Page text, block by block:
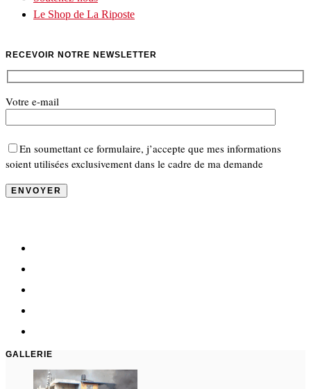
Le Shop de La Riposte
RECEVOIR NOTRE NEWSLETTER
Votre e-mail
En soumettant ce formulaire, j’accepte que mes informations
soient utilisées exclusivement dans le cadre de ma demande
GALLERIE